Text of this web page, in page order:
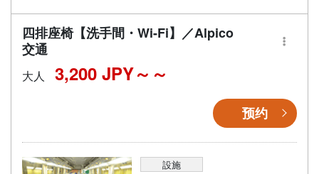
四排座椅【洗手間・Wi-Fi】／Alpico
交通
大人 3,200 JPY～
预约
設施